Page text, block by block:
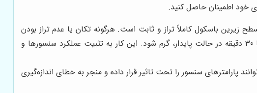
خود اطمینان حاصل کنید.
باسکول کاملاً تراز و ثابت است. هرگونه تکان یا عدم تراز بودن
می‌تواند به طور جدی بر نتیجه کالیبراسیون تأثیر بگذارد. دستگاه را روشن کرده و اجازه دهید به مدت حداقل 15 تا 30 دقیقه در حالت پایدار، گرم شود. این کار به تثبیت عملکرد سنسورها و
پارامترهای سنسور را تحت تاثیر قرار داده و منجر به خطای اندازه‌گیری